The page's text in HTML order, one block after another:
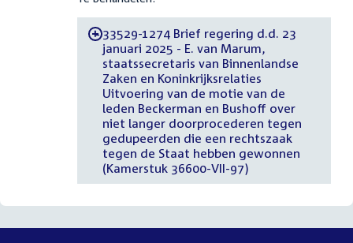
-33529-1274 Brief regering d.d. 23
januari 2025 - E. van Marum,
staatssecretaris van Binnenlandse
Zaken en Koninkrijksrelaties
Uitvoering van de motie van de
leden Beckerman en Bushoff over
niet langer doorprocederen tegen
gedupeerden die een rechtszaak
tegen de Staat hebben gewonnen
(Kamerstuk 36600-VII-97)